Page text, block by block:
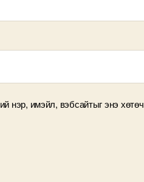
нэр, имэйл, вэбсайтыг энэ хөтөч